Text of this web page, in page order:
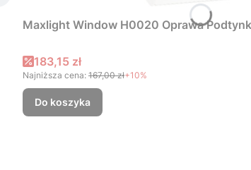
Maxlight Window H0020 Oprawa
Cena promocyjna
183,15 zł
Najniższa cena: 167,00 zł+10%
Do koszyka